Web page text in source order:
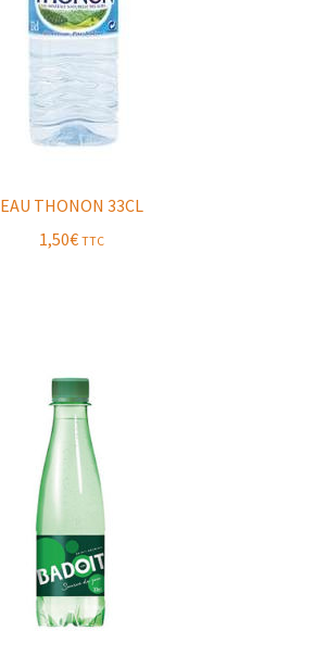
EAU THONON 33CL
1,50€ TTC